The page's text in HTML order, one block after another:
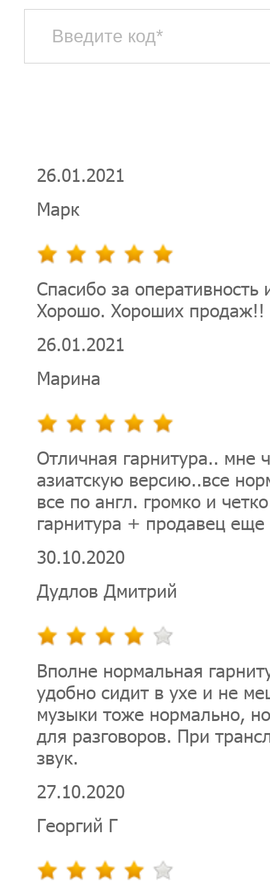
26.01.2021
Марк
Спасибо за
Хорошо. Хороших продаж!!
26.01.2021
Марина
Отличная гарнитура.. мне
азиатскую версию..все
все по англ. громко и
гарнитура + продавец
30.10.2020
Дудлов Дмитрий
Вполне нормальная
удобно сидит в ухе и не
музыки тоже нормально,
для разговоров. При
звук.
27.10.2020
Георгий Г